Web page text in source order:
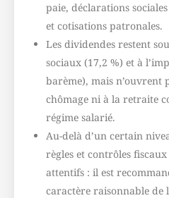
paie, déclarations
et cotisations patronales.
Les dividendes restent
sociaux (17,2 %) et à
barème), mais n’ouvrent
chômage ni à la retraite
régime salarié.
Au-delà d’un certain
règles et contrôles
attentifs : il est
caractère raisonnable